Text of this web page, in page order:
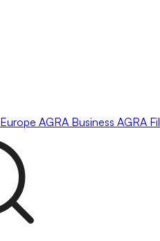
Europe AGRA Business AGRA Fil